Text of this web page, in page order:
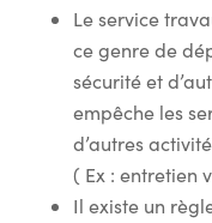
Le service
ce genre de
sécurité et
empêche les
d’autres
( Ex : entretien
Il existe un